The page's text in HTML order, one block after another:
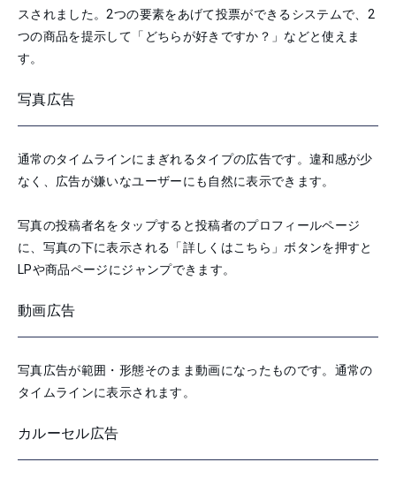
スされました。2つの要素をあげて投票ができるシステムで、2
つの商品を提示して「どちらが好きですか？」などと使えま
す。
写真広告
通常のタイムラインにまぎれるタイプの広告です。違和感が少
なく、広告が嫌いなユーザーにも自然に表示できます。
写真の投稿者名をタップすると投稿者のプロフィールページ
に、写真の下に表示される「詳しくはこちら」ボタンを押すと
LPや商品ページにジャンプできます。
動画広告
写真広告が範囲・形態そのまま動画になったものです。通常の
タイムラインに表示されます。
カルーセル広告